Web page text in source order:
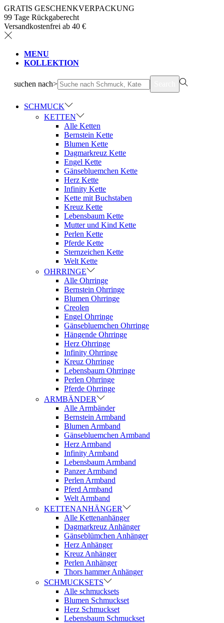
GRATIS GESCHENKVERPACKUNG
99 Tage Rückgaberecht
Versandkostenfrei ab 40 €
MENU
KOLLEKTION
suchen nach>
SCHMUCK
KETTEN
Alle Ketten
Bernstein Kette
Blumen Kette
Dagmarkreuz Kette
Engel Kette
Gänsebluemchen Kette
Herz Kette
Infinity Kette
Kette mit Buchstaben
Kreuz Kette
Lebensbaum Kette
Mutter und Kind Kette
Perlen Kette
Pferde Kette
Sternzeichen Kette
Welt Kette
OHRRINGE
Alle Ohrringe
Bernstein Ohrringe
Blumen Ohrringe
Creolen
Engel Ohrringe
Gänsebluemchen Ohrringe
Hängende Ohrringe
Herz Ohrringe
Infinity Ohrringe
Kreuz Ohrringe
Lebensbaum Ohrringe
Perlen Ohrringe
Pferde Ohrringe
ARMBÄNDER
Alle Armbänder
Bernstein Armband
Blumen Armband
Gänsebluemchen Armband
Herz Armband
Infinity Armband
Lebensbaum Armband
Panzer Armband
Perlen Armband
Pferd Armband
Welt Armband
KETTENANHÄNGER
Alle Kettenanhänger
Dagmarkreuz Anhänger
Gänseblümchen Anhänger
Herz Anhänger
Kreuz Anhänger
Perlen Anhänger
Thors hammer Anhänger
SCHMUCKSETS
Alle schmucksets
Blumen Schmuckset
Herz Schmuckset
Lebensbaum Schmuckset